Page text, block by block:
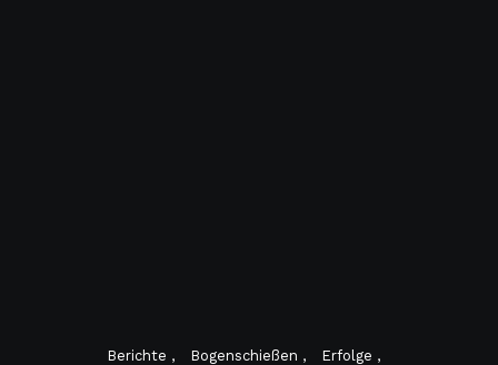
Berichte Bogenschießen
Erfolge